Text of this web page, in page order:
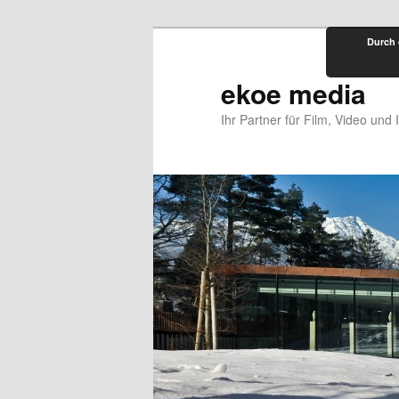
ekoe media
Ihr Partner für Film, Video und
Durch